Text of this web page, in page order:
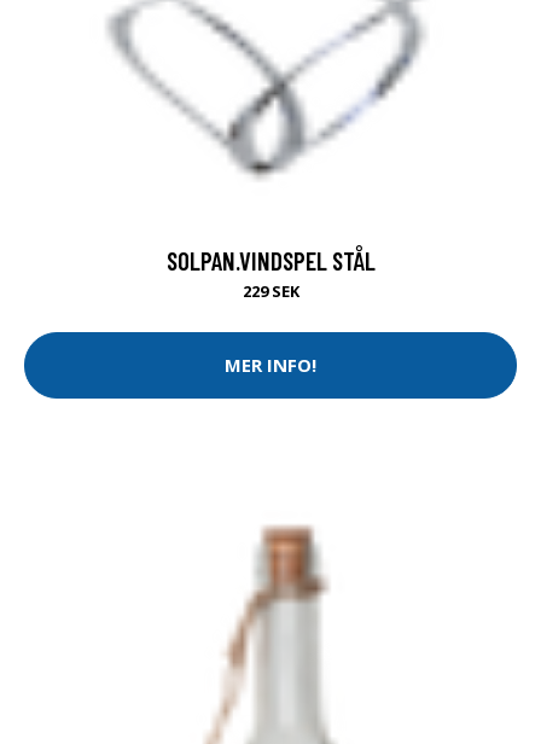
SOLPAN.VINDSPEL STÅL
229 SEK
MER INFO!